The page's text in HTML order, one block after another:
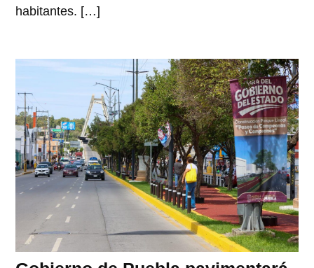
habitantes. […]